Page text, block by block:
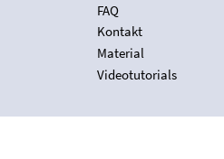
FAQ
Kontakt
Material
Videotutorials